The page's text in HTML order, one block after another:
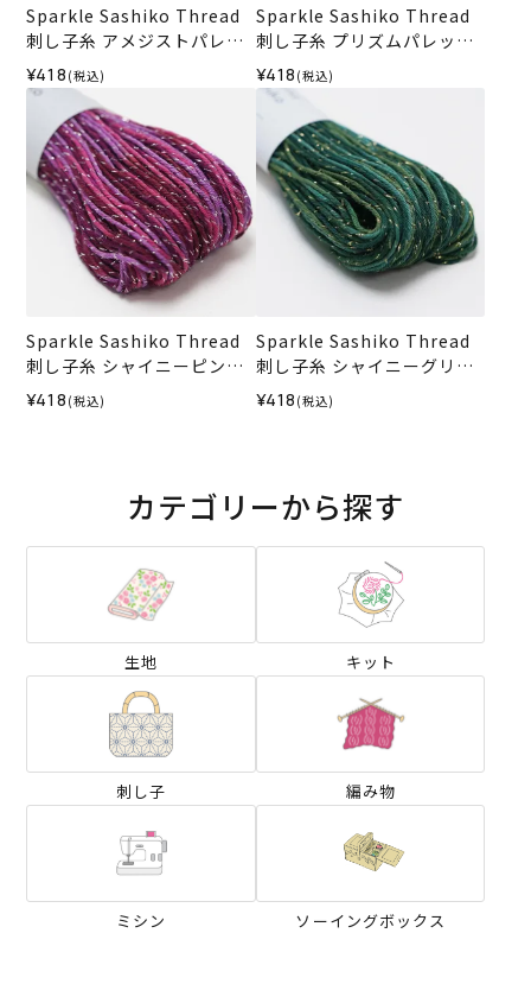
Sparkle Sashiko Thread
刺し子糸 アメジストパレッ
ト＜553＞
¥418 (税込)
Sparkle Sashiko Thread
刺し子糸 プリズムパレット
＜551＞
¥418 (税込)
Sparkle Sashiko Thread
刺し子糸 シャイニーピンク
＜504＞
¥418 (税込)
Sparkle Sashiko Thread
刺し子糸 シャイニーグリー
ン＜505＞
¥418 (税込)
カテゴリーから探す
生地 キット
刺し子 編み物
ミシン ソーイングボックス